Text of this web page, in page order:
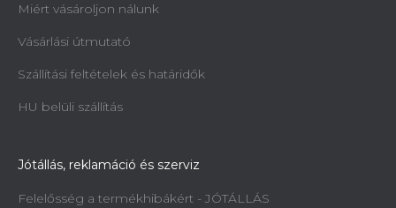
Miért vásároljon nálunk
Vásárlási útmutató
Szállítási feltételek és határidők
HU belüli szállítás
Jótállás, reklamáció és szerviz
Felelősség a termékhibákért - JÓTÁLLÁS